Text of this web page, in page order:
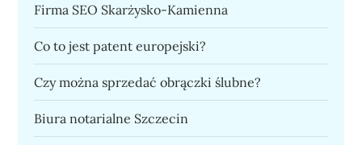
Firma SEO Skarżysko-Kamienna
Co to jest patent europejski?
Czy można sprzedać obrączki ślubne?
Biura notarialne Szczecin